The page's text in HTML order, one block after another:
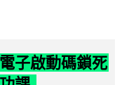
子啟動碼鎖死